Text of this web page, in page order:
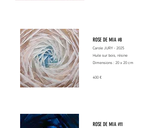
ROSE DE MIA #8
Carole JURY - 2025
Huile sur bois, résine
Dimensions : 20 x 20 cm
400 €
ROSE DE MIA #11